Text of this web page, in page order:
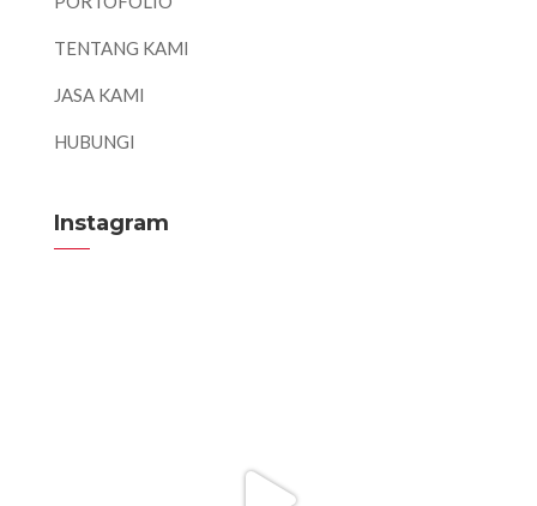
TENTANG KAMI
JASA KAMI
HUBUNGI
Instagram